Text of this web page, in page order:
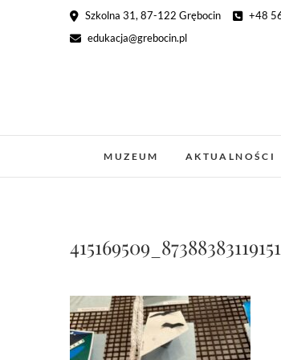
Szkolna 31, 87-122 Grębocin
+48
edukacja@grebocin.pl
MUZEUM AKTUALNOŚCI